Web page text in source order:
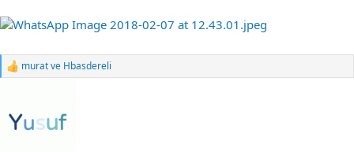
R
muratve Hbasdereli